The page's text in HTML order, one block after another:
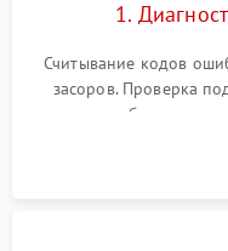
1.
Считывание кодов
засоров. Проверка
жалоб на
разбрызгивателей